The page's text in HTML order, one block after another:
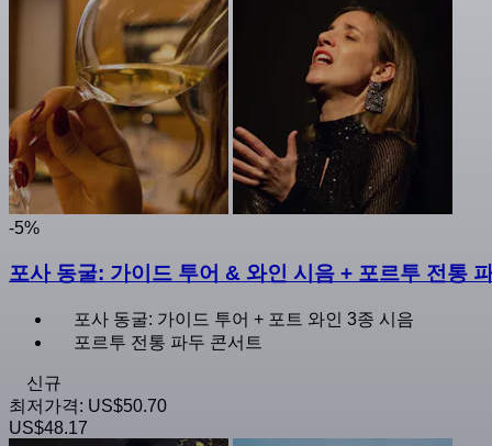
-5%
포사 동굴: 가이드 투어 & 와인 시음 + 포르투 전통
포사 동굴: 가이드 투어 + 포트 와인 3종 시음
포르투 전통 파두 콘서트
신규
최저가격: US$50.70
US$48.17